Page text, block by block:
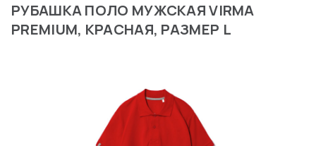
РУБАШКА ПОЛО МУЖСКАЯ VIRMA
PREMIUM, КРАСНАЯ, РАЗМЕР L